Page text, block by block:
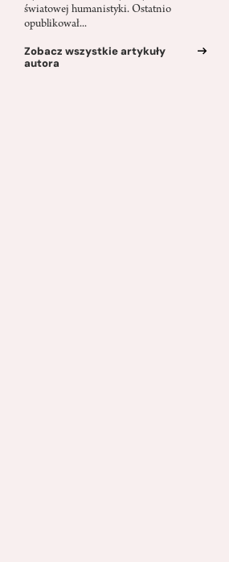
światowej humanistyki. Ostatnio
opublikował...
Zobacz wszystkie artykuły
autora